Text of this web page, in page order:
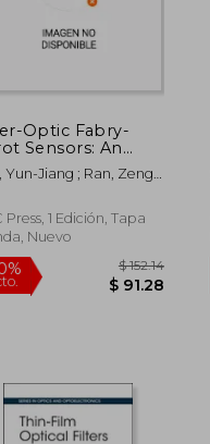
45%
Optic Fabry-
Sensors: An
(en
Yun-Jiang ; Ran, Zeng-
Press, 1 Edición, Tapa
Nuevo